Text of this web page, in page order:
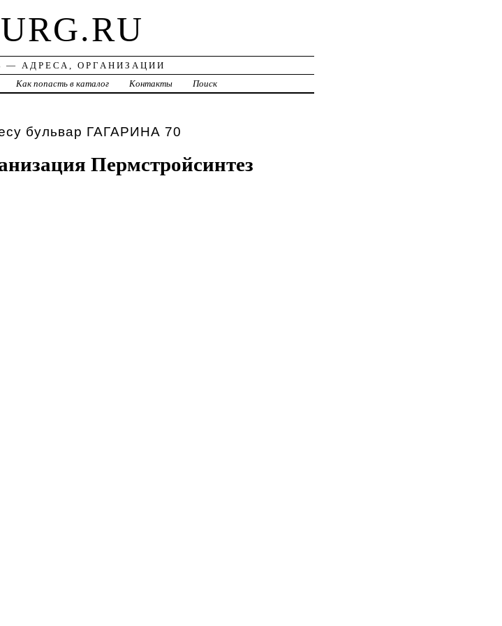
— АДРЕСА, ОРГАНИЗАЦИИ
Как попасть в каталог Контакты Поиск
бульвар ГАГАРИНА 70
Пермстройсинтез